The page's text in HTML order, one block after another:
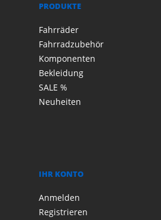
PRODUKTE
Fahrräder
Fahrradzubehör
Komponenten
Bekleidung
SALE %
Neuheiten
IHR KONTO
Anmelden
Registrieren